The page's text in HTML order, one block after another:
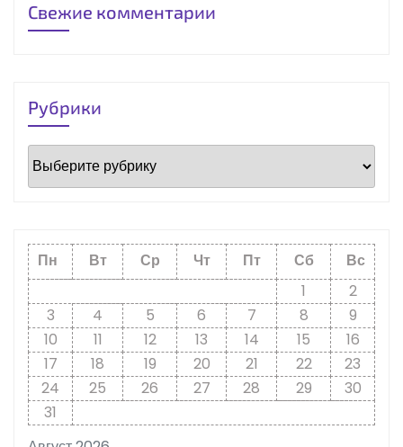
Свежие комментарии
Рубрики
Рубрики
Пн Вт Ср Чт Пт Сб
Вс
1
2
3
4 5 6 7 8
9
10
11 12 13 14 15
16
17
18 19 20 21 22
23
24
25 26 27 28 29
30
31